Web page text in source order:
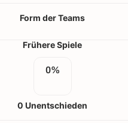
Form der Teams
Frühere Spiele
0%
0 Unentschieden